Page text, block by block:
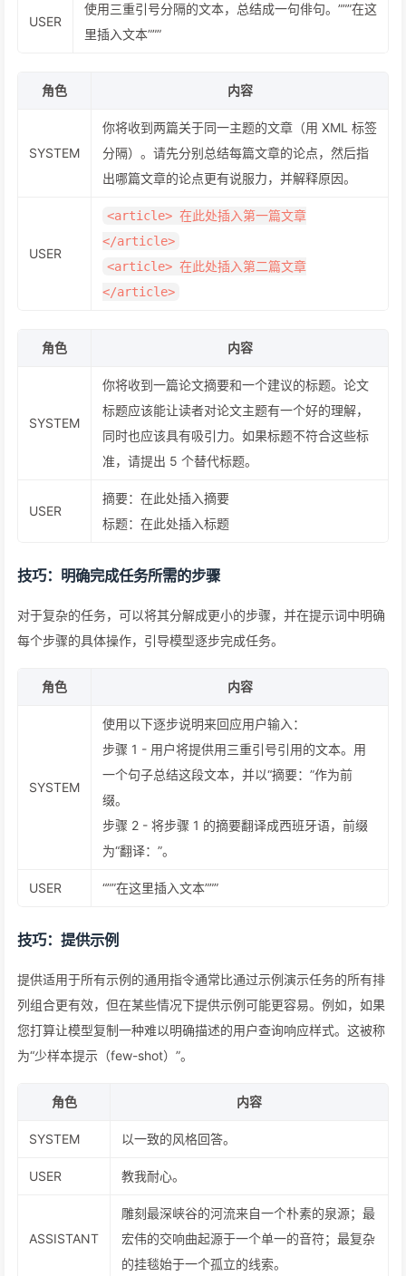
USER
使用三重引号分隔的文本，总结成一句俳句。”””在这
里插入文本”””
角色 内容
SYSTEM
你将收到两篇关于同一主题的文章（用 XML 标签
分隔）。请先分别总结每篇文章的论点，然后指
出哪篇文章的论点更有说服力，并解释原因。
USER
<article> 在此处插入第一篇文章
</article>
<article> 在此处插入第二篇文章
</article>
角色 内容
SYSTEM
你将收到一篇论文摘要和一个建议的标题。论文
标题应该能让读者对论文主题有一个好的理解，
同时也应该具有吸引力。如果标题不符合这些标
准，请提出 5 个替代标题。
USER
摘要：在此处插入摘要
标题：在此处插入标题
技巧：明确完成任务所需的步骤
对于复杂的任务，可以将其分解成更小的步骤，并在提示词中明确
每个步骤的具体操作，引导模型逐步完成任务。
角色 内容
SYSTEM
使用以下逐步说明来回应用户输入：
步骤 1 - 用户将提供用三重引号引用的文本。用
一个句子总结这段文本，并以“摘要：”作为前
缀。
步骤 2 - 将步骤 1 的摘要翻译成西班牙语，前缀
为“翻译：”。
USER “””在这里插入文本”””
技巧：提供示例
提供适用于所有示例的通用指令通常比通过示例演示任务的所有排
列组合更有效，但在某些情况下提供示例可能更容易。例如，如果
您打算让模型复制一种难以明确描述的用户查询响应样式。这被称
为“少样本提示（few-shot）”。
角色 内容
SYSTEM 以一致的风格回答。
USER 教我耐心。
ASSISTANT
雕刻最深峡谷的河流来自一个朴素的泉源；最
宏伟的交响曲起源于一个单一的音符；最复杂
的挂毯始于一个孤立的线索。